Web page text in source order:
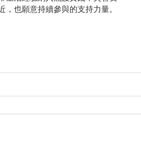
也願意持續參與的支持力量。